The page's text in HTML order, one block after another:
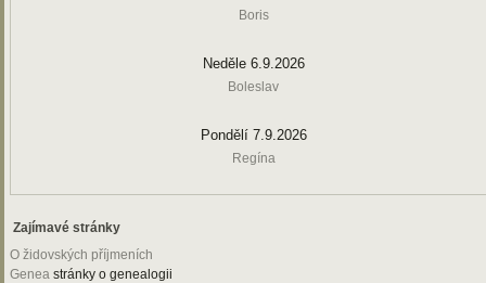
Boris
Neděle 6.9.2026
Boleslav
Pondělí 7.9.2026
Regína
Zajímavé stránky
O židovských příjmeních
Genea stránky o genealogii